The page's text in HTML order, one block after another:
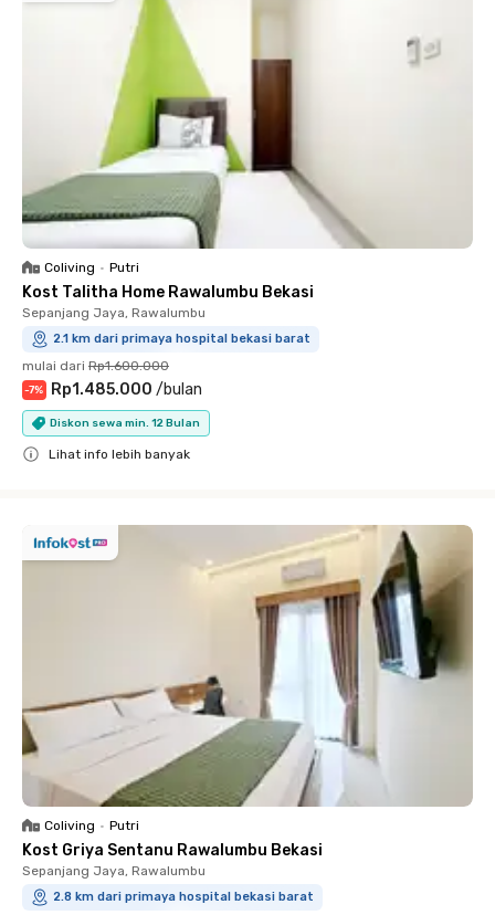
Coliving • Putri
Kost Talitha Home Rawalumbu Bekasi
Sepanjang Jaya, Rawalumbu
2.1 km dari primaya hospital bekasi barat
mulai dari Rp1.600.000
-7% Rp1.485.000 /bulan
Diskon sewa min. 12 Bulan
Lihat info lebih banyak
Coliving • Putri
Kost Griya Sentanu Rawalumbu Bekasi
Sepanjang Jaya, Rawalumbu
2.8 km dari primaya hospital bekasi barat